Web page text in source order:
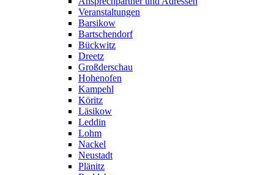
Veranstaltungen
Barsikow
Bartschendorf
Bückwitz
Dreetz
Großderschau
Hohenofen
Kampehl
Köritz
Läsikow
Leddin
Lohm
Nackel
Neustadt
Plänitz